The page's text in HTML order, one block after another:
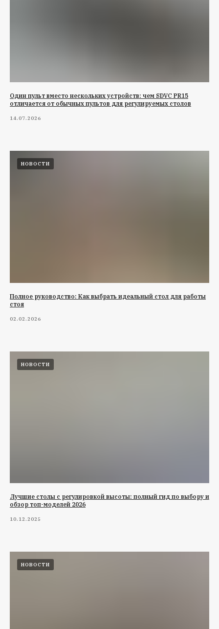
Один пульт вместо нескольких устройств: чем SDVC PR15
отличается от обычных пультов для регулируемых столов
14.07.2026
НОВОСТИ
Полное руководство: Как выбрать идеальный стол для работы
стоя
02.02.2026
НОВОСТИ
Лучшие столы с регулировкой высоты: полный гид по выбору и
обзор топ-моделей 2026
10.12.2025
НОВОСТИ